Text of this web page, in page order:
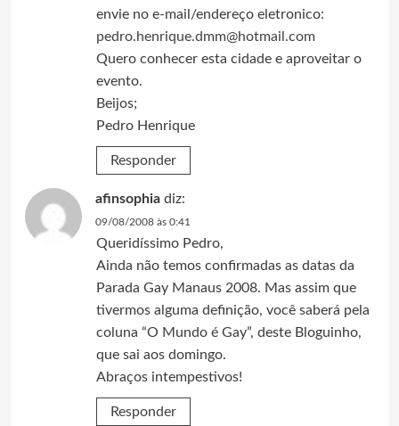
envie no e-mail/endereço eletronico:
pedro.henrique.dmm@hotmail.com
Quero conhecer esta cidade e aproveitar o
evento.
Beijos;
Pedro Henrique
Responder
afinsophia diz:
09/08/2008 às 0:41
Queridíssimo Pedro,
Ainda não temos confirmadas as datas da
Parada Gay Manaus 2008. Mas assim que
tivermos alguma definição, você saberá pela
coluna “O Mundo é Gay”, deste Bloguinho,
que sai aos domingo.
Abraços intempestivos!
Responder